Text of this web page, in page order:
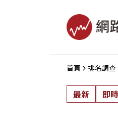
首頁 排名調查
最新 即時